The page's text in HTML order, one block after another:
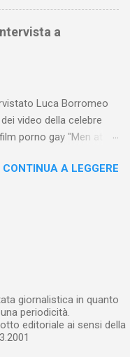
valorizza le misure o
o con altre di
un membro virile
sufficienza, quando
virile anche nella
pubblico maschile
alcune domande. Ad
senta l’esigenza,
a
Luca Borromeo
video della celebre
porno gay "Men at
Gli è stato chiesto di
CONTINUA A LEGGERE
giornalistica in quanto
periodicità.
editoriale ai sensi della